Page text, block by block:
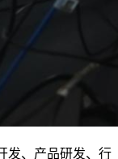
发、产品研发、行